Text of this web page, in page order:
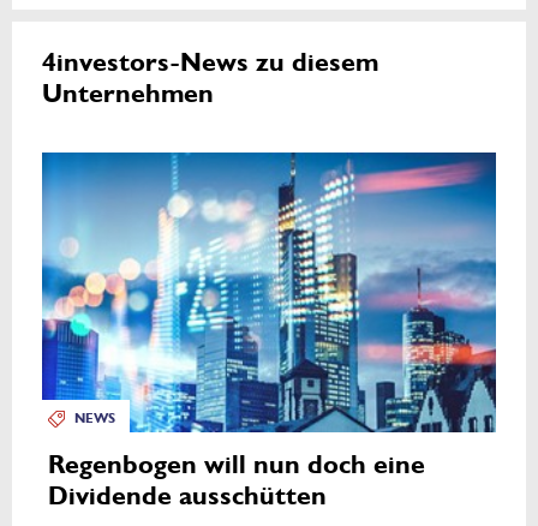
4investors-News zu diesem
Unternehmen
NEWS
Regenbogen will nun doch eine
Dividende ausschütten